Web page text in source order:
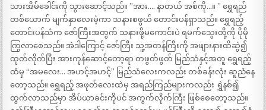
သားအိမ်ခေါင်းကို သွားဆောင့်သည်။ ”အား…. နာတယ် အစ်ကို…။ ” ရွှေရည်
တစ်ယောက် မျက်နှာလေးမဲ့ကာ သနားစဖွယ် တောင်းပန်ရှာသည်။ ရွှေရည့်
တောင်းပန်သံက ဇော်ကြီးအတွက် သနားဖို့မကောင်းပဲ ရမက်သွေးတို့ကို ပိုမို
ကြွလာစေသည်။ အဲဒါကြောင့် ဇော်ကြီး သူ့အတန်ကြီးကို အဖျားနားထိဆွဲ၍
ထုတ်လိုက်ပြီး အားကုန်ဆောင့်တော့ရာ တဖွတ်ဖွတ် မြည်သံနှင့်အတူ ရွှေရည့်
ထံမှ “အမလေး… အဟင့်အဟင့်” မြည်သံလေးကလည်း တစ်ခန်းလုံး ဆူညံနေ
တော့သည်။ ရွှေရည့် အဖုတ်လေးထဲမှ အရည်ကြည်များကလည်း ရွှဲနစ်၍
ထွက်လာသည်မှာ အိပ်ယာခင်းကိုပင် အကွက်လိုက်ကြီး ဖြစ်စေတော့သည်။